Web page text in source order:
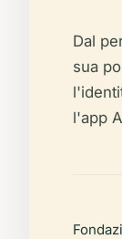
Dal
sua
l'app